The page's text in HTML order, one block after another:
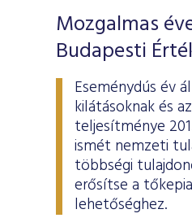
Mozgalmas
Budapesti
Eseménydús év
kilátásoknak és
teljesítménye
ismét nemzeti
többségi
erősítse a
lehetőséghez.